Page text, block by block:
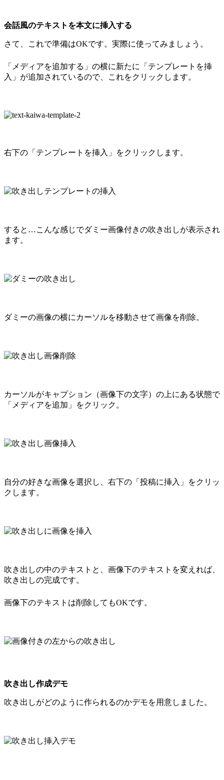
会話風のテキストを本文に挿入する
さて、これで準備はOKです。実際に使ってみましょう。
「メディアを追加する」の横に新たに「テンプレートを挿
入」が追加されているので、これをクリックします。
右下の「テンプレートを挿入」をクリックします。
すると…こんな感じでダミー画像付きの吹き出しが表示され
ます。
ダミーの画像の横にカーソルを移動させて画像を削除。
カーソルがキャプション（画像下の文字）の上にある状態で
「メディアを追加」をクリック。
自分の好きな画像を選択し、右下の「投稿に挿入」をクリッ
クします。
吹き出しの中のテキストと、画像下のテキストを変えれば、
吹き出しの完成です。
画像下のテキストは削除してもOKです。
吹き出し作成デモ
吹き出しがどのように作られるのかデモを用意しました。